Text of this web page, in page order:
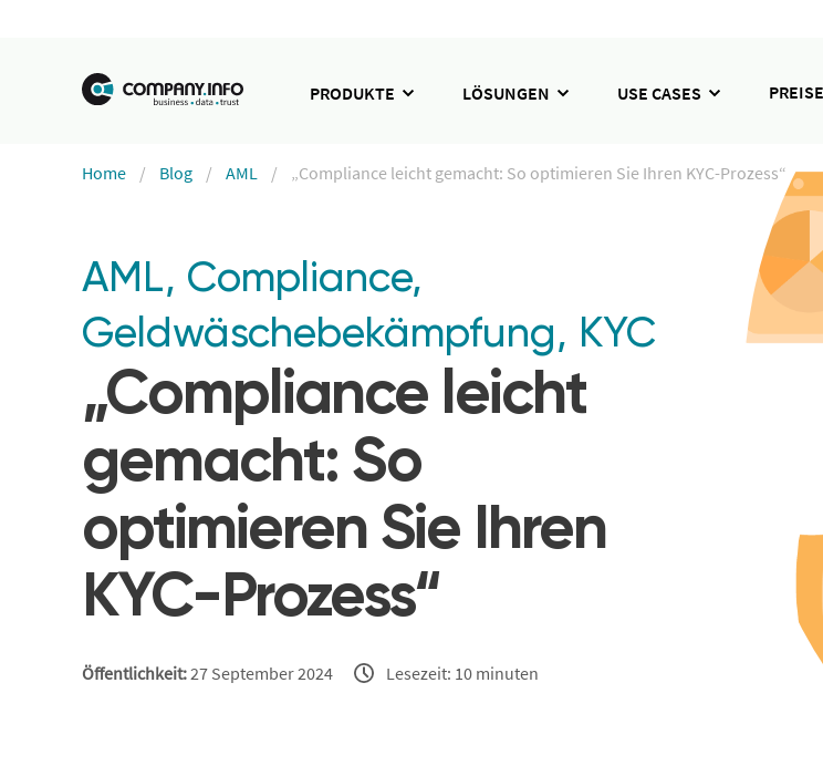
PRODUKTE LÖSUNGEN USE CASES PREISE
Home Blog AML „Compliance leicht gemacht: So optimieren Sie Ihren KYC-Prozess“
AML, Compliance,
Geldwäschebekämpfung, KYC
„Compliance leicht
gemacht: So
optimieren Sie Ihren
KYC-Prozess“
Öffentlichkeit:27 September 2024 Lesezeit: 10 minuten